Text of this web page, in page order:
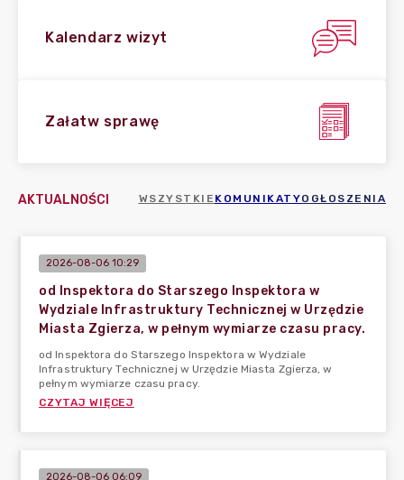
Kalendarz wizyt
Załatw sprawę
AKTUALNOŚCI WSZYSTKIE KOMUNIKATYOGŁOSZENIA
2026-08-06 10:29
od Inspektora do Starszego Inspektora w
Wydziale Infrastruktury Technicznej w Urzędzie
Miasta Zgierza, w pełnym wymiarze czasu pracy.
od Inspektora do Starszego Inspektora w Wydziale
Infrastruktury Technicznej w Urzędzie Miasta Zgierza, w
pełnym wymiarze czasu pracy.
CZYTAJ WIĘCEJ
2026-08-06 06:09